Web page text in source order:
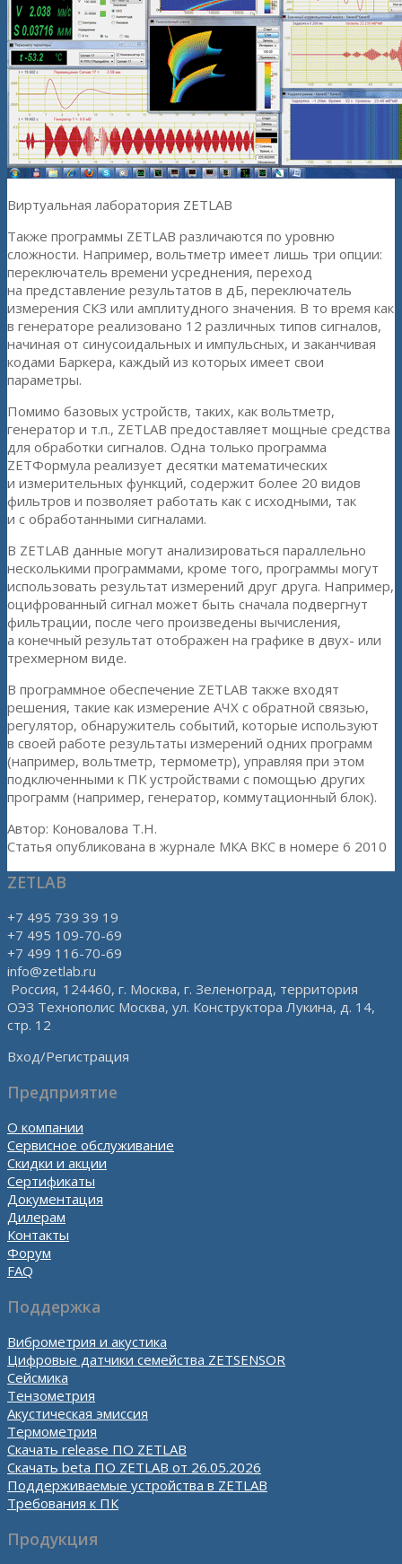
Виртуальная лаборатория ZETLAB
Также программы ZETLAB различаются по уровню
сложности. Например, вольтметр имеет лишь три опции:
переключатель времени усреднения, переход
на представление результатов в дБ, переключатель
измерения СКЗ или амплитудного значения. В то время как
в генераторе реализовано 12 различных типов сигналов,
начиная от синусоидальных и импульсных, и заканчивая
кодами Баркера, каждый из которых имеет свои
параметры.
Помимо базовых устройств, таких, как вольтметр,
генератор и т.п., ZETLAB предоставляет мощные средства
для обработки сигналов. Одна только программа
ZETФормула реализует десятки математических
и измерительных функций, содержит более 20 видов
фильтров и позволяет работать как с исходными, так
и с обработанными сигналами.
В ZETLAB данные могут анализироваться параллельно
несколькими программами, кроме того, программы могут
использовать результат измерений друг друга. Например,
оцифрованный сигнал может быть сначала подвергнут
фильтрации, после чего произведены вычисления,
а конечный результат отображен на графике в двух- или
трехмерном виде.
В программное обеспечение ZETLAB также входят
решения, такие как измерение АЧХ с обратной связью,
регулятор, обнаружитель событий, которые используют
в своей работе результаты измерений одних программ
(например, вольтметр, термометр), управляя при этом
подключенными к ПК устройствами с помощью других
программ (например, генератор, коммутационный блок).
Автор: Коновалова Т.Н.
Статья опубликована в журнале МКА ВКС в номере 6 2010
ZETLAB
+7 495 739 39 19
+7 495 109-70-69
+7 499 116-70-69
info@zetlab.ru
Россия, 124460, г. Москва, г. Зеленоград, территория
ОЭЗ Технополис Москва, ул. Конструктора Лукина, д. 14,
стр. 12
Вход/Регистрация
Предприятие
О компании
Сервисное обслуживание
Скидки и акции
Сертификаты
Документация
Дилерам
Контакты
Форум
FAQ
Поддержка
Виброметрия и акустика
Цифровые датчики семейства ZETSENSOR
Сейсмика
Тензометрия
Акустическая эмиссия
Термометрия
Скачать release ПО ZETLAB
Скачать beta ПО ZETLAB от 26.05.2026
Поддерживаемые устройства в ZETLAB
Требования к ПК
Продукция